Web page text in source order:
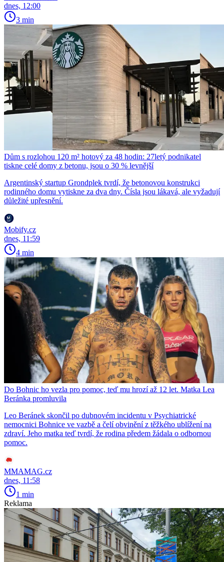
dnes, 12:00
3 min
Dům s rozlohou 120 m² hotový za 48 hodin: 27letý podnikatel
tiskne celé domy z betonu, jsou o 30 % levnější
Argentinský startup Grondplek tvrdí, že betonovou konstrukci
rodinného domu vytiskne za dva dny. Čísla jsou lákavá, ale vyžadují
důležité upřesnění.
Mobify.cz
dnes, 11:59
4 min
Do Bohnic ho vezla pro pomoc, teď mu hrozí až 12 let. Matka Lea
Beránka promluvila
Leo Beránek skončil po dubnovém incidentu v Psychiatrické
nemocnici Bohnice ve vazbě a čelí obvinění z těžkého ublížení na
zdraví. Jeho matka teď tvrdí, že rodina předem žádala o odbornou
pomoc.
MMAMAG.cz
dnes, 11:58
1 min
Reklama